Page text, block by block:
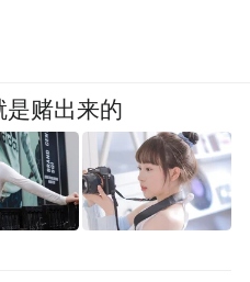
是赌出来的